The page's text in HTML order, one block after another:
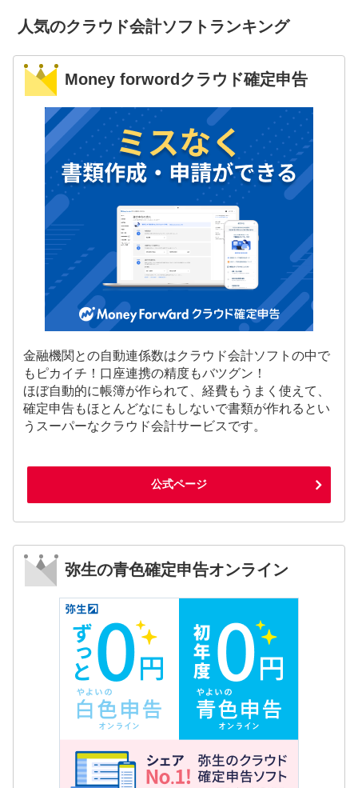
人気のクラウド会計ソフトランキング
Money forwordクラウド確定申告
金融機関との自動連係数はクラウド会計ソフトの中で
もピカイチ！口座連携の精度もバツグン！
ほぼ自動的に帳簿が作られて、経費もうまく使えて、
確定申告もほとんどなにもしないで書類が作れるとい
うスーパーなクラウド会計サービスです。
公式ページ
弥生の青色確定申告オンライン